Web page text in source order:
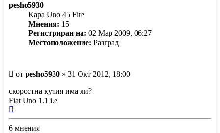
pesho5930
Кара Uno 45 Fire
Мнения: 15
Регистриран на: 02 Мар 2009, 06:27
Местоположение: Разград
Мнение
от pesho5930 » 31 Окт 2012, 18:00
скоростна кутия има ли?
Fiat Uno 1.1 i.e
се
в
6 мнения